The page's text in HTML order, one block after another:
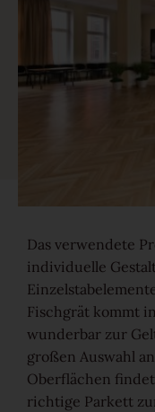
Mehr über
Holzfarben
Mehr über
Holzmaserungen
Das verwendete
individuelle
Fischgrät kommt
wunderbar zur
großen Auswahl
Oberflächen
richtige Parkett